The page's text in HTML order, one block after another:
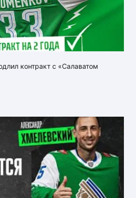
контракт с «Салаватом